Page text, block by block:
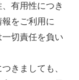
有用性につき
をご利用に
切責任を負い
きましても、